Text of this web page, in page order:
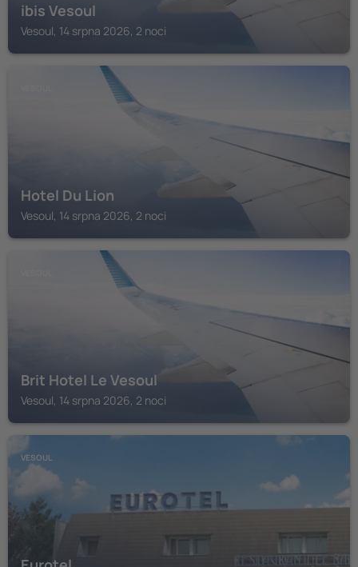
ibis Vesoul
Vesoul, 14 srpna 2026, 2 noci
Hotel Du Lion
Vesoul, 14 srpna 2026, 2 noci
Brit Hotel Le Vesoul
Vesoul, 14 srpna 2026, 2 noci
VESOUL